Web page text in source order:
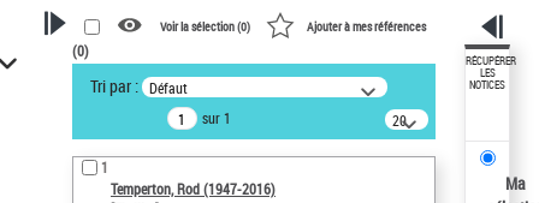
VOTRE RECHERCHE
Recherche avancée dans les
notices d’autorité
Œuvres liées à l'auteur :
Temperton, Rod (1947-2016)
Voir la sélection (0) Ajouter à mes références
(0)
Tri par : Défaut
sur 1
20
résultats/page
1
Temperton, Rod (1947-2016)
RÉCUPÉRER
LES
NOTICES
Ma